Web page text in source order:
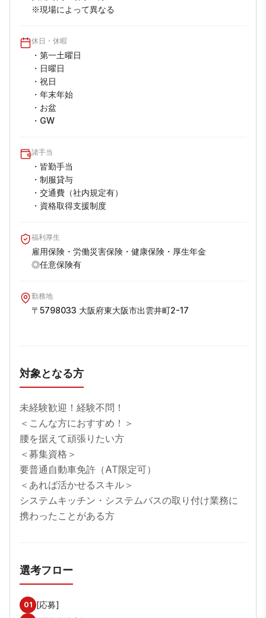
※現場によって異なる
休日・休暇
・第一土曜日
・日曜日
・祝日
・年末年始
・お盆
・GW
諸手当
・皆勤手当
・制服貸与
・交通費（社内規定有）
・資格取得支援制度
福利厚生
雇用保険・労働災害保険・健康保険・厚生年金
◎任意保険有
勤務地
〒5798033 大阪府東大阪市出雲井町2-17
対象となる方
未経験歓迎！経験不問！
＜こんな方におすすめ！＞
腰を据えて頑張りたい方
＜募集資格＞
要普通自動車免許（AT限定可）
＜あれば活かせるスキル＞
システムキッチン・システムバスの取り付け業務に
携わったことがある方
選考フロー
01 [応募]